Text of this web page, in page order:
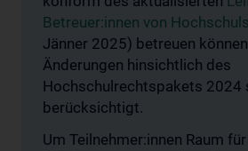
Betreuer:innen von
Jänner 2025) betreuen
Änderungen hinsichtlich des
Hochschulrechtspakets 2024
berücksichtigt.
Um Teilnehmer:innen Raum